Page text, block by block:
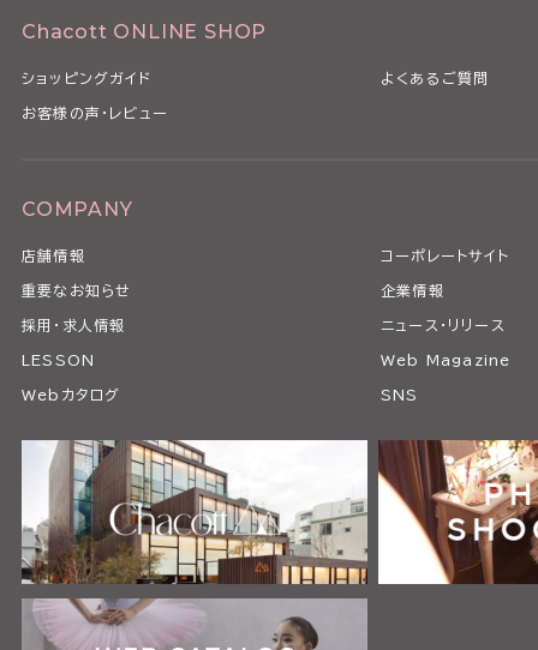
Chacott ONLINE SHOP
ショッピングガイド よくあるご質問
お客様の声・レビュー
COMPANY
店舗情報 コーポレートサイト
重要なお知らせ 企業情報
採用・求人情報 ニュース・リリース
LESSON Web Magazine
Webカタログ SNS